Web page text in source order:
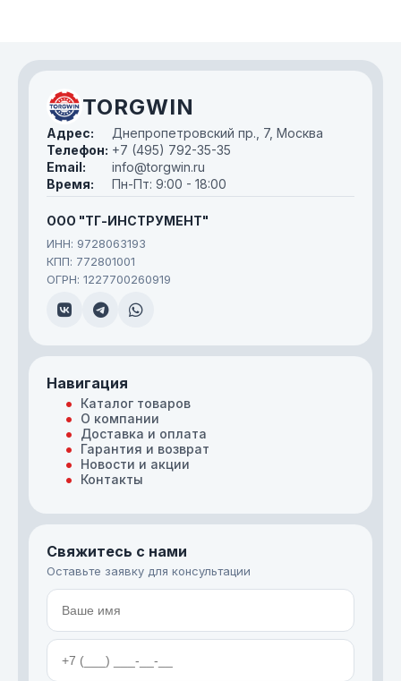
TORGWIN
Адрес:
Днепропетровский пр., 7, Москва
Телефон: +7 (495) 792-35-35
Email:
info@torgwin.ru
Время:
Пн-Пт: 9:00 - 18:00
ООО "ТГ-ИНСТРУМЕНТ"
ИНН: 9728063193
КПП: 772801001
ОГРН: 1227700260919
Навигация
Каталог товаров
О компании
Доставка и оплата
Гарантия и возврат
Новости и акции
Контакты
Свяжитесь с нами
Оставьте заявку для консультации